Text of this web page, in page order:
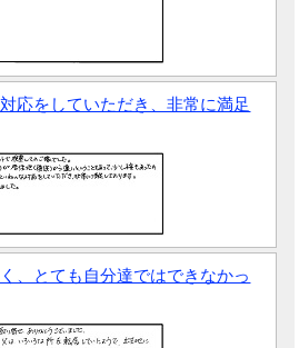
応をしていただき、非常に満足
、とても自分達ではできなかっ